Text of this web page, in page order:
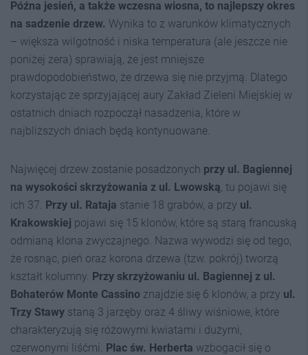
Późna jesień, a także wczesna wiosna, to najlepszy okres
na sadzenie drzew. Wynika to z warunków klimatycznych
– większa wilgotność i niska temperatura (ale jeszcze nie
poniżej zera) sprawiają, że jest mniejsze
prawdopodobieństwo, że drzewa się nie przyjmą. Dlatego
korzystając ze sprzyjającej aury Zakład Zieleni Miejskiej w
ostatnich dniach rozpoczął nasadzenia, które w
najbliższych dniach będą kontynuowane.
Najwięcej drzew zostanie posadzonych przy ul. Bagiennej
na wysokości skrzyżowania z ul. Lwowską, tu pojawi się
ich 37. Przy ul. Rataja stanie 18 grabów, a przy ul.
Krakowskiej pojawi się 15 klonów, które są starą francuską
odmianą klona zwyczajnego. Nazwa wywodzi się od tego,
że rosnąc, pień oraz korona drzewa (tzw. pokrój) tworzą
kształt kolumny. Przy skrzyżowaniu ul. Bagiennej z ul.
Bohaterów Monte Cassino znajdzie się 6 klonów, a przy ul.
Trzy Stawy staną 3 jarzęby oraz 4 śliwy wiśniowe, które
charakteryzują się różowymi kwiatami i dużymi,
czerwonymi liśćmi. Plac św. Herberta wzbogacił się o